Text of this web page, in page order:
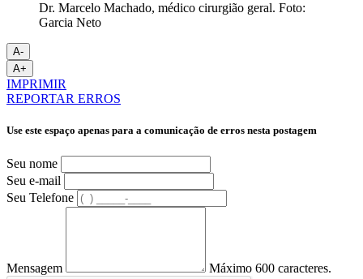
Dr. Marcelo Machado, médico cirurgião geral. Foto:
Garcia Neto
A-
A+
IMPRIMIR
REPORTAR ERROS
Use este espaço apenas para a comunicação de erros nesta postagem
Seu nome
Seu e-mail
Seu Telefone
Mensagem Máximo 600 caracteres.